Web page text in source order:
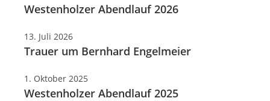
Westenholzer Abendlauf 2026
13. Juli 2026
Trauer um Bernhard Engelmeier
1. Oktober 2025
Westenholzer Abendlauf 2025